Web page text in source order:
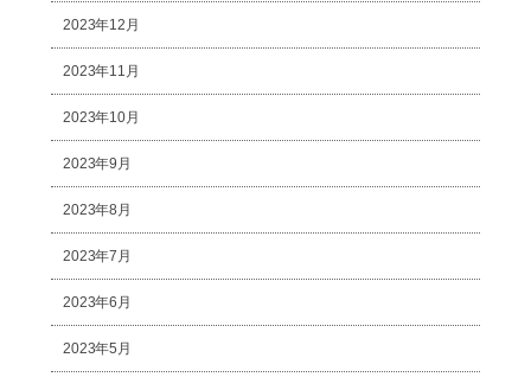
2023年12月
2023年11月
2023年10月
2023年9月
2023年8月
2023年7月
2023年6月
2023年5月